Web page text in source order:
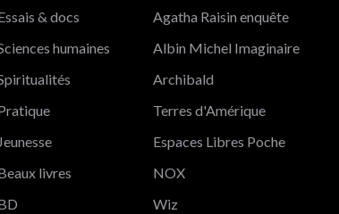
& docs
humaines
Jeunesse
livres
Agatha Raisin enquête
Albin Michel Imaginaire
Archibald
Terres d'Amérique
Espaces Libres Poche
NOX
Wiz